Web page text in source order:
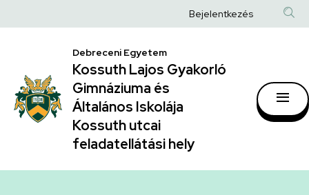
|
Kossuth
Lajos
Gyakorló
Gimnáziuma
Általános
a
Anonim
fiók
Bejelentkezés
Debreceni Egyetem
Kossuth Lajos Gyakorló
Gimnáziuma és
Általános Iskolája
Kossuth utcai
feladatellátási hely